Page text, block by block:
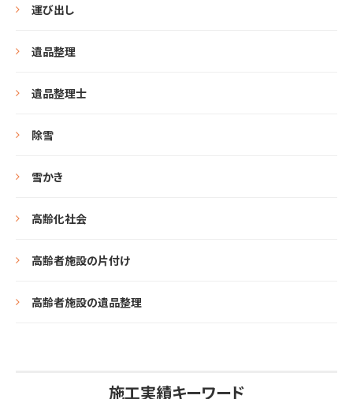
運び出し
遺品整理
遺品整理士
除雪
雪かき
高齢化社会
高齢者施設の片付け
高齢者施設の遺品整理
施工実績キーワード